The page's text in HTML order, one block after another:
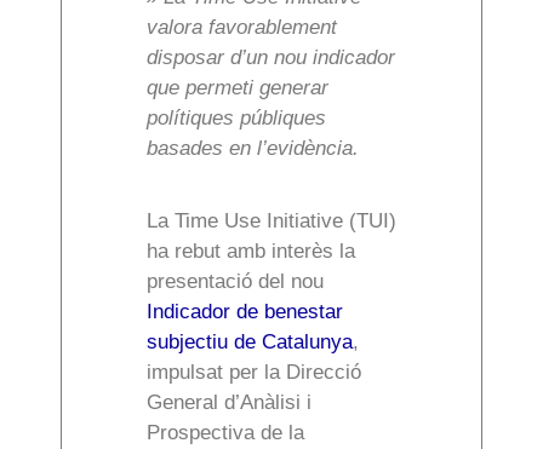
valora favorablement
disposar d’un nou indicador
que permeti generar
polítiques públiques
basades en l’evidència.
La Time Use Initiative (TUI)
ha rebut amb interès la
presentació del nou
Indicador de benestar
subjectiu de Catalunya,
impulsat per la Direcció
General d’Anàlisi i
Prospectiva de la